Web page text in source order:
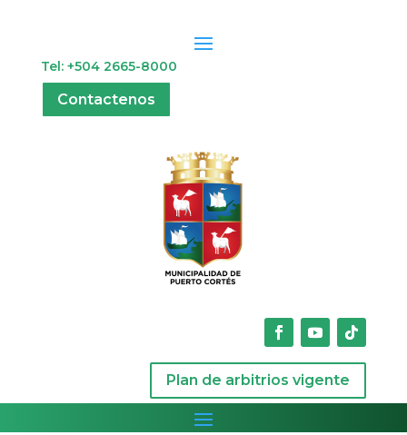
Tel: +504 2665-8000
Contactenos
Plan de arbitrios vigente